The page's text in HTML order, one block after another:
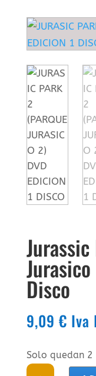
Disco
9,09 € Iva
Solo quedan 2
Jurassic